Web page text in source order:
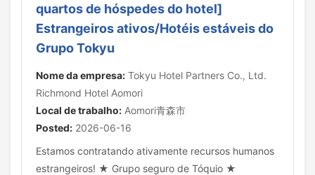
quartos de hóspedes do hotel]
Estrangeiros ativos/Hotéis estáveis do
Grupo Tokyu
Nome da empresa: Tokyu Hotel Partners Co., Ltd.
Richmond Hotel Aomori
Local de trabalho: Aomori青森市
Posted: 2026-06-16
Estamos contratando ativamente recursos humanos
estrangeiros! ★ Grupo seguro de Tóquio ★